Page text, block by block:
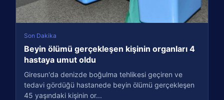
Son Dakika
Beyin ölümü gerçekleşen kişinin organları 4
hastaya umut oldu
Giresun'da denizde boğulma tehlikesi geçiren ve
tedavi gördüğü hastanede beyin ölümü gerçekleşen
45 yaşındaki kişinin or...